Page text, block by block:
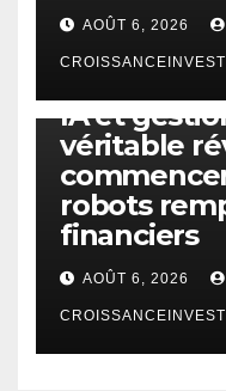
AOÛT 6, 2026
IA et
véritable
robots
financiers
AOÛT 6, 2026